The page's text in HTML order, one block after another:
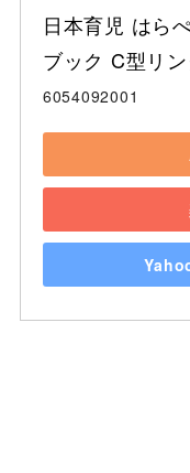
日本育児 はら
ブック C型リ
6054092001